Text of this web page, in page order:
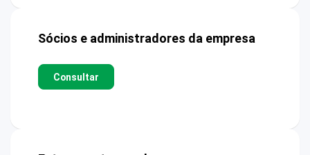
Sócios e administradores da empresa
Consultar